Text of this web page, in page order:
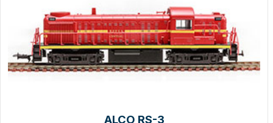
ALCO RSC-3